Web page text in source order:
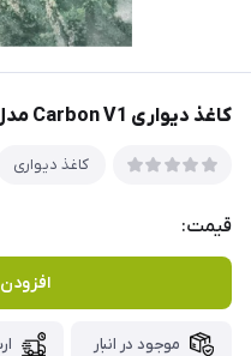
کاغذ دیواری Carbon V1 مدل 10050
کاغذ دیواری
قیمت:
موجود در انبار